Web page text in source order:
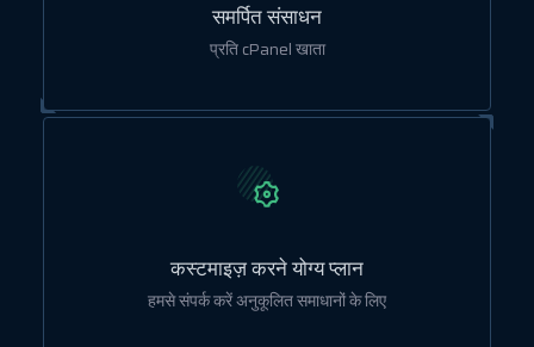
समर्पित संसाधन
प्रति cPanel खाता
कस्टमाइज़ करने योग्य प्लान
हमसे संपर्क करें अनुकूलित समाधानों के लिए